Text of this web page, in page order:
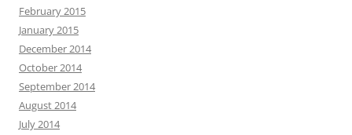
February 2015
January 2015
December 2014
October 2014
September 2014
August 2014
July 2014